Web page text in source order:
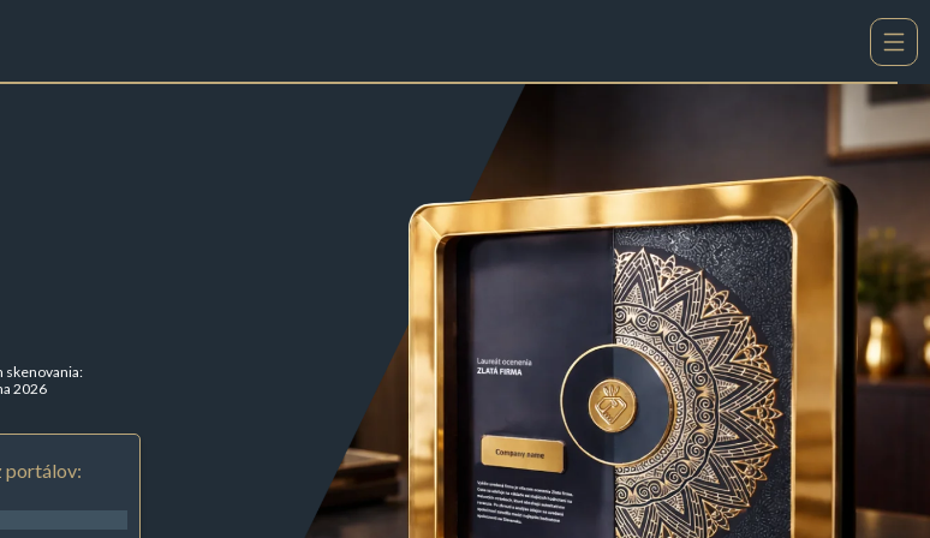
skenovania:
2026
portálov: